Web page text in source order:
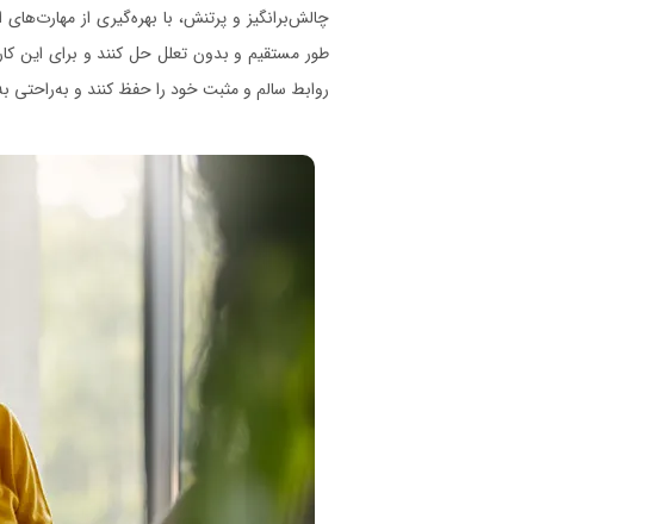
چالش‌برانگیز و پرتنش، با بهره‌گیری از
طور مستقیم و بدون تعلل حل کنند و برای این
روابط سالم و مثبت خود را حفظ کنند و به‌راحتی